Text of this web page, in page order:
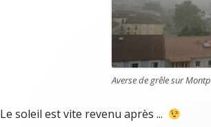
Averse de grêle sur
Le soleil est vite revenu après ...